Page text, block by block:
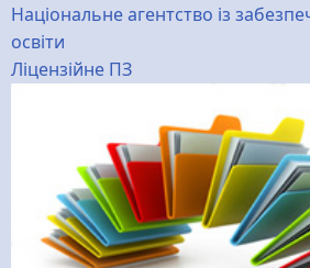
Національне агентство із
освіти
Ліцензійне ПЗ